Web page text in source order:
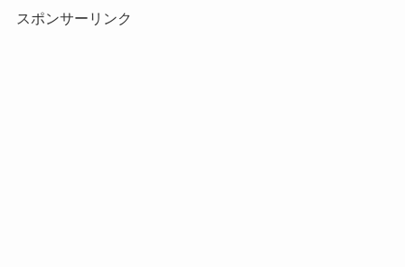
レ
スポンサーリンク